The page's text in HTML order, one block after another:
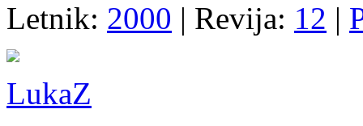
Letnik: 2000 | Revija: 12 |
LukaZ